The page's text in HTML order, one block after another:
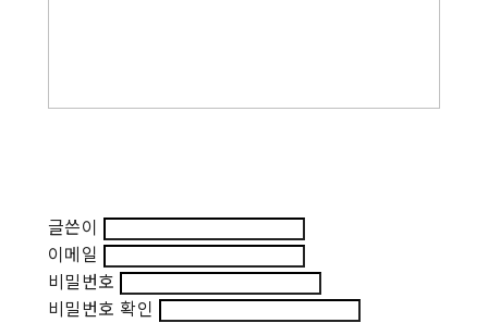
글쓴이
이메일
비밀번호
비밀번호 확인